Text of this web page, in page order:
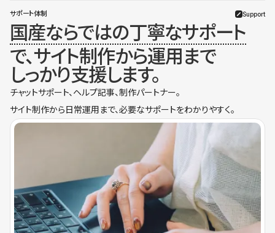
サポート体制 Support
国産ならではの丁寧なサポート
で、サイト制作から運用まで
しっかり支援します。
チャットサポート、ヘルプ記事、制作パートナー。
サイト制作から日常運用まで、必要なサポートをわかりやすく。